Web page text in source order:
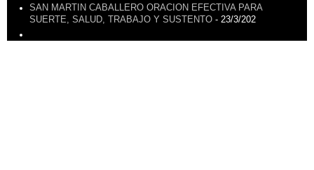
SAN MARTIN CABALLERO ORACION EFECTIVA PARA
SUERTE, SALUD, TRABAJO Y SUSTENTO- 23/3/202